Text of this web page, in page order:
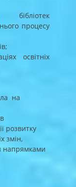
бібліотек
процесу
освітніх
на
розвитку
змін,
напрямками